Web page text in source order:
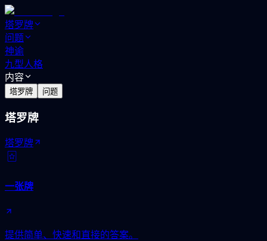
塔罗牌
问题
神谕
九型人格
内容
塔罗牌 问题
塔罗牌
塔罗牌
一张牌
提供简单、快速和直接的答案。